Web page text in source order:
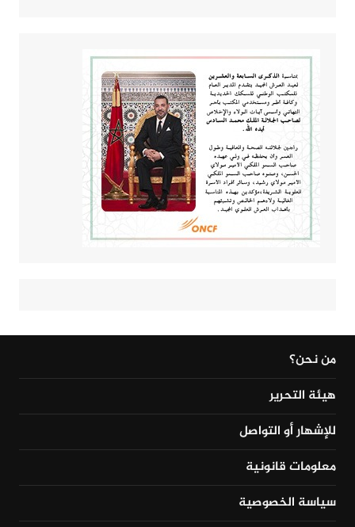
من نحن؟
هيئة التحرير
للإشهار أو التواصل
معلومات قانونية
سياسة الخصوصية